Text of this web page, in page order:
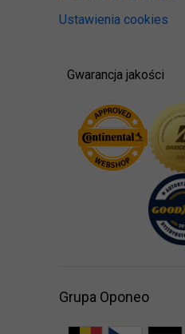
Ustawienia cookies
Gwarancja jakości
Grupa Oponeo